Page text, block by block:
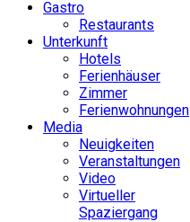
Gastro
Restaurants
Unterkunft
Hotels
Ferienhäuser
Zimmer
Ferienwohnungen
Media
Neuigkeiten
Veranstaltungen
Video
Virtueller
Spaziergang